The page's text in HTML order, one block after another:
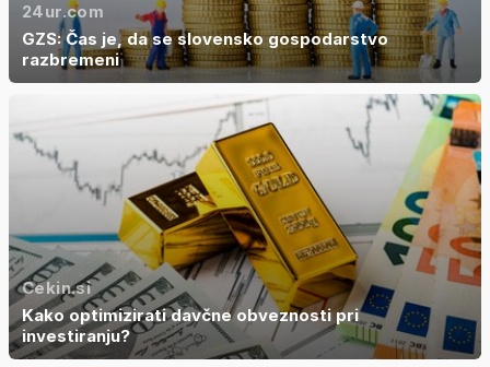
24ur.com
GZS: Čas je, da se slovensko gospodarstvo
razbremeni
Cekin.si
Kako optimizirati davčne obveznosti pri
investiranju?